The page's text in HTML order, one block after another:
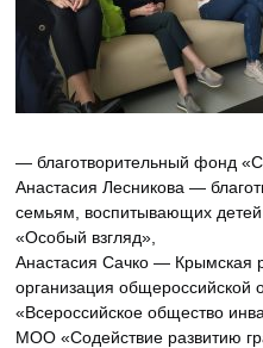
— благотворительный фонд
Анастасия Лесникова —
семьям, воспитывающих детей
«Особый взгляд»,
Анастасия Сачко — Крымская
организация общероссийской
«Всероссийское общество
МОО «Содействие развитию